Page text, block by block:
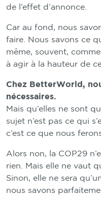
de l’effet d’annonce.
Car au fond, nous
faire. Nous savons ce
même, souvent,
à agir à la hauteur de
Chez BetterWorld,
nécessaires.
Mais qu’elles ne sont
sujet n’est pas ce qui
c’est ce que nous
Alors non, la COP29
rien. Mais elle ne vaut
Sinon, elle ne sera
nous savons